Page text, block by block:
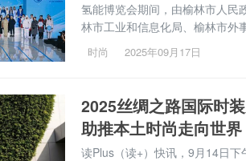
氢能博览会期间，由榆林市人民
林市工业和信息化局、榆林市外
承办的“绒耀榆林”2025中国榆
运动会服饰设计大赛圆满落幕
时尚 2025年09月17日
2025丝绸之路国际时
助推本土时尚走向世界
读Plus（读+）快讯，9月14日